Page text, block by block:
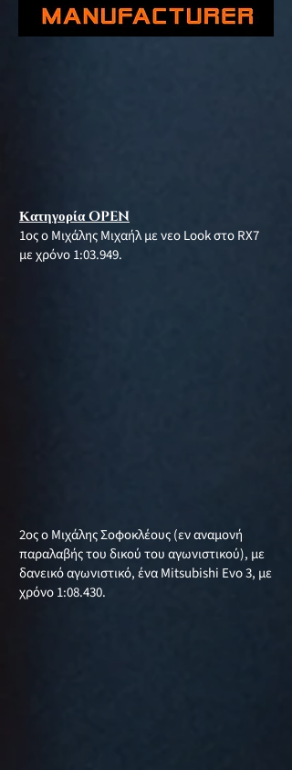
Κατηγορία OPEN
1ος ο Μιχάλης Μιχαήλ με νεο Look στο RX7
με χρόνο 1:03.949.
2ος ο Μιχάλης Σοφοκλέους (εν αναμονή
παραλαβής του δικού του αγωνιστικού), με
δανεικό αγωνιστικό, ένα Mitsubishi Evo 3, με
χρόνο 1:08.430.